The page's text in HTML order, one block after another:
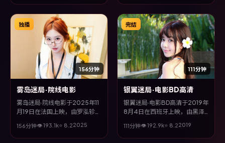
主线，在时代洪流与个体抉择之
间，故事层层推进，节奏紧凑而
不失细腻。
型为主线，影片以冷峻镜头与饱
满表演，呈现人物在极端情境下
的蜕变与救赎。
156分钟
独播
雾岛迷局·院线电影
雾岛迷局·院线电影于2025年11
月19日在法国上映，由罗泓轸执
丽颖等主演。全片以家庭类型为
主线，视听语言大胆实验，配乐
156分钟👁193.1k⭐ 8.22025
111分钟
完结
银翼迷局·电影BD高清
银翼迷局·电影BD高清于2019年
8月4日在西班牙上映，由黑泽
腾、赵涛等主演。全片以喜剧类
型为主线，在时代洪流与个体抉
111分钟👁192.9k⭐ 8.22019